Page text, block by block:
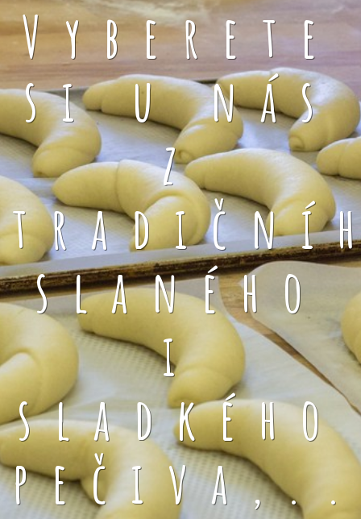
Vyberete
si u nás
z
slaného
i
sladkého